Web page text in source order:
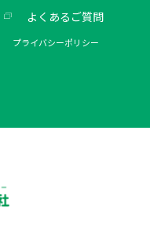
よくあるご質問
プライバシーポリシー